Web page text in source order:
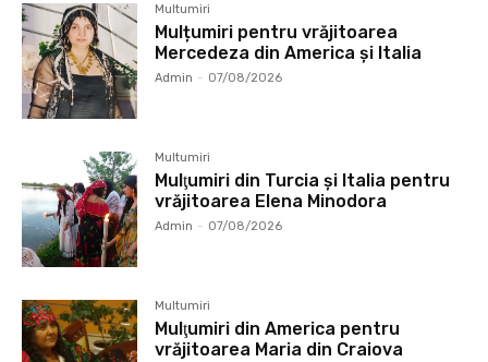
Multumiri
Mulțumiri pentru vrăjitoarea
Mercedeza din America și Italia
Admin - 07/08/2026
Multumiri
Mulţumiri din Turcia și Italia pentru
vrăjitoarea Elena Minodora
Admin - 07/08/2026
Multumiri
Mulţumiri din America pentru
vrăjitoarea Maria din Craiova